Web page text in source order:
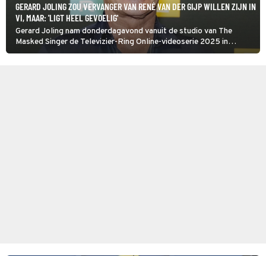
GERARD JOLING ZOU VERVANGER VAN RENÉ VAN DER GIJP WILLEN ZIJN IN
VI, MAAR: 'LIGT HEEL GEVOELIG'
Gerard Joling nam donderdagavond vanuit de studio van The
Masked Singer de Televizier-Ring Online-videoserie 2025 in
ontvangst voor zijn vlog. Op Radio 538 laat de zanger zich verder